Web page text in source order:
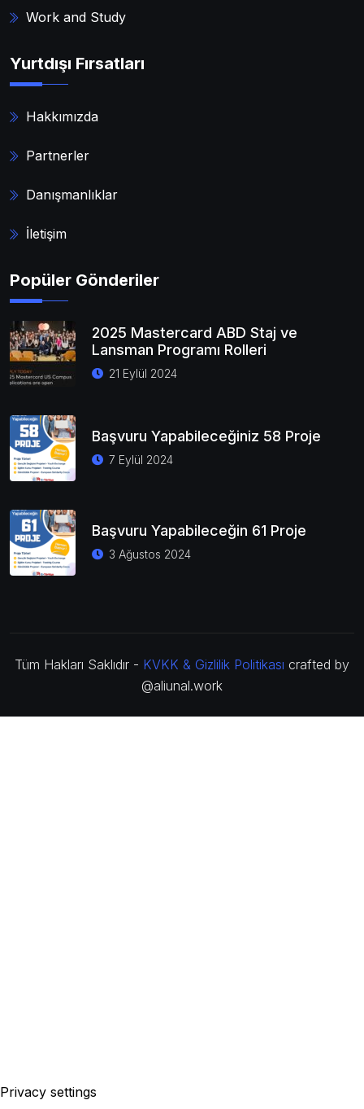
Work and Study
Yurtdışı Fırsatları
Hakkımızda
Partnerler
Danışmanlıklar
İletişim
Popüler Gönderiler
2025 Mastercard ABD Staj ve
Lansman Programı Rolleri
21 Eylül 2024
Başvuru Yapabileceğiniz 58 Proje
7 Eylül 2024
Başvuru Yapabileceğin 61 Proje
3 Ağustos 2024
Tüm Hakları Saklıdır - KVKK & Gizlilik Politikası crafted by
@aliunal.work
Privacy settings